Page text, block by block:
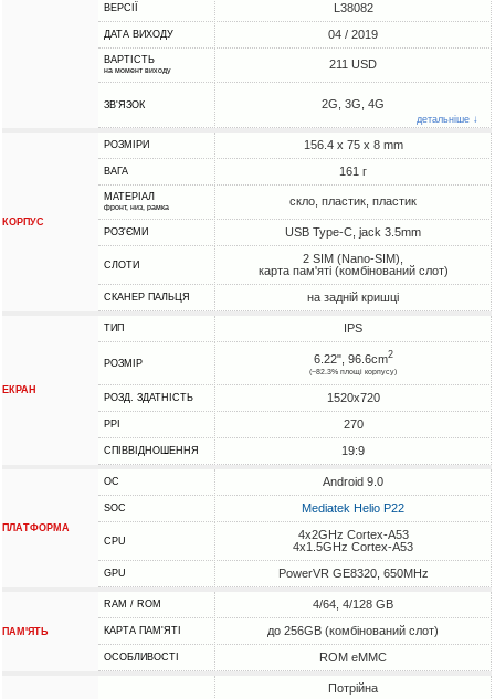
ВЕРСІЇ L38082
ДАТА ВИХОДУ 04 / 2019
ВАРТІСТЬ
на момент виходу 211 USD
ЗВ'ЯЗОК 2G, 3G, 4G
детальніше ↓
КОРПУС
РОЗМІРИ 156.4 x 75 x 8 mm
ВАГА 161 г
МАТЕРІАЛ
фронт, низ, рамка скло, пластик, пластик
РОЗ'ЄМИ USB Type-C, jack 3.5mm
СЛОТИ
2 SIM (Nano-SIM),
карта пам'яті (комбінований слот)
СКАНЕР ПАЛЬЦЯ на задній кришці
ЕКРАН
ТИП IPS
РОЗМІР 6.22", 96.6cm2
(~82.3% площі корпусу)
РОЗД. ЗДАТНІСТЬ 1520x720
PPI 270
СПІВВІДНОШЕННЯ 19:9
ПЛАТФОРМА
ОС Android 9.0
SOC Mediatek Helio P22
CPU
4x2GHz Cortex-A53
4x1.5GHz Cortex-A53
GPU PowerVR GE8320, 650MHz
ПАМ'ЯТЬ
RAM / ROM 4/64, 4/128 GB
КАРТА ПАМ'ЯТІ до 256GB (комбінований слот)
ОСОБЛИВОСТІ ROM eMMC
Потрійна